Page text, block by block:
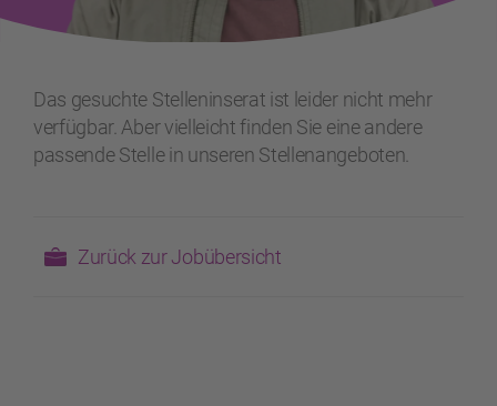
Das gesuchte Stelleninserat ist leider nicht mehr
verfügbar. Aber vielleicht finden Sie eine andere
passende Stelle in unseren Stellenangeboten.
Zurück zur Jobübersicht